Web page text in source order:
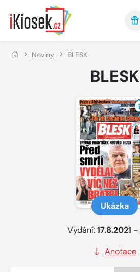
Přejít na hlavní obsah
Noviny BLESK
BLESK
Ukázka
Vydání:17.8.2021 –
Anotace